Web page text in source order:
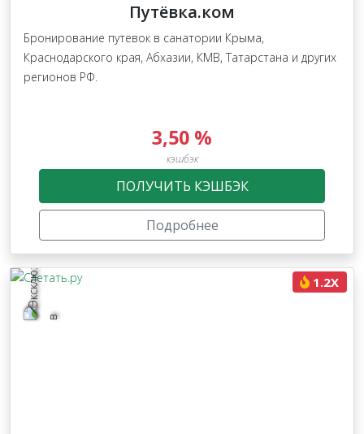
Путёвка.ком
Бронирование путевок в санатории Крыма,
Краснодарского края, Абхазии, КМВ, Татарстана и других
регионов РФ.
3,50 %
кэшбэк
ПОЛУЧИТЬ КЭШБЭК
Подробнее
1.2X